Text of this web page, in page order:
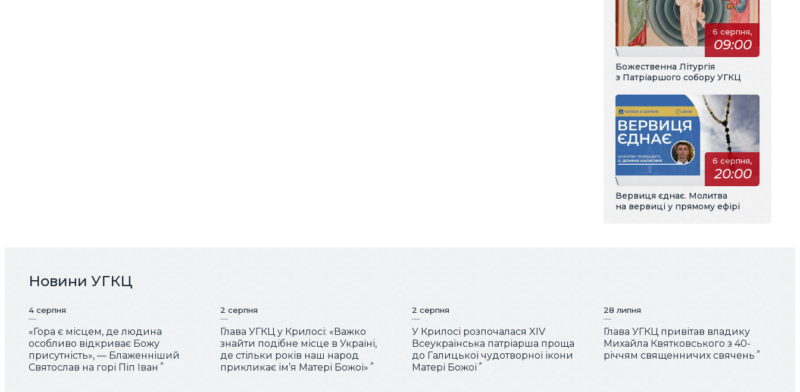
6 серпня,
09:00
\
Божественна Літургія
з Патріаршого собору УГКЦ
6 серпня,
20:00
\
Вервиця єднає. Молитва
на вервиці у прямому ефірі
Новини УГКЦ
4 серпня
«Гора є місцем, де людина
особливо відкриває Божу
присутність», — Блаженніший
Святослав на горі Піп Іван
2 серпня
Глава УГКЦ у Крилосі: «Важко
знайти подібне місце в Україні,
де стільки років наш народ
прикликає ім’я Матері Божої»
2 серпня
У Крилосі розпочалася XIV
Всеукраїнська патріарша проща
до Галицької чудотворної ікони
Матері Божої
28 липня
Глава УГКЦ привітав владику
Михайла Квятковського з 40-
річчям священничих свячень